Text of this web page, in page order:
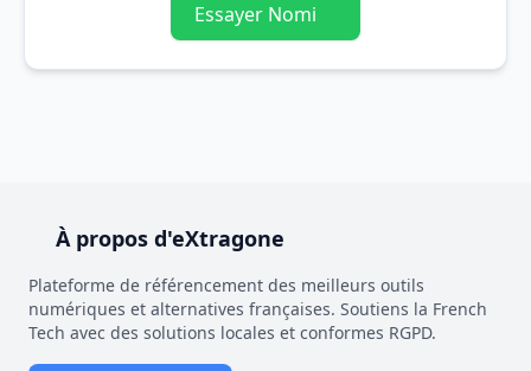
Essayer Nomi
À propos d'eXtragone
Plateforme de référencement des meilleurs outils
numériques et alternatives françaises. Soutiens la French
Tech avec des solutions locales et conformes RGPD.